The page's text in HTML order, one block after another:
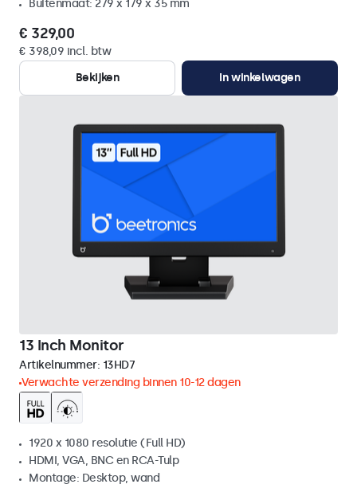
Buitenmaat: 279 x 179 x 35 mm
€ 329,00
€ 398,09 incl. btw
Bekijken
In winkelwagen
13 Inch Monitor
Artikelnummer: 13HD7
Verwachte verzending binnen 10-12 dagen
1920 x 1080 resolutie (Full HD)
HDMI, VGA, BNC en RCA-Tulp
Montage: Desktop, wand